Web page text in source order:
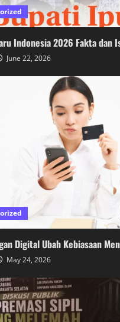
Indonesia 2026 Fakta dan
June 22, 2026
Digital Ubah Kebiasaan
May 24, 2026